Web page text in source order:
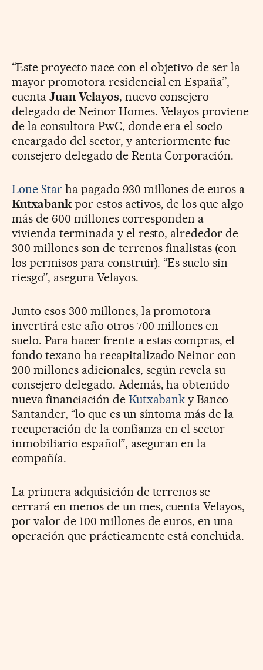
“Este proyecto nace con el objetivo de ser la
mayor promotora residencial en España”,
cuenta Juan Velayos, nuevo consejero
delegado de Neinor Homes. Velayos proviene
de la consultora PwC, donde era el socio
encargado del sector, y anteriormente fue
consejero delegado de Renta Corporación.
Lone Starha pagado 930 millones de euros a
Kutxabankpor estos activos, de los que algo
más de 600 millones corresponden a
vivienda terminada y el resto, alrededor de
300 millones son de terrenos finalistas (con
los permisos para construir). “Es suelo sin
riesgo”, asegura Velayos.
Junto esos 300 millones, la promotora
invertirá este año otros 700 millones en
suelo. Para hacer frente a estas compras, el
fondo texano ha recapitalizado Neinor con
200 millones adicionales, según revela su
consejero delegado. Además, ha obtenido
nueva financiación de Kutxabank y Banco
Santander, “lo que es un síntoma más de la
recuperación de la confianza en el sector
inmobiliario español”, aseguran en la
compañía.
La primera adquisición de terrenos se
cerrará en menos de un mes, cuenta Velayos,
por valor de 100 millones de euros, en una
operación que prácticamente está concluida.